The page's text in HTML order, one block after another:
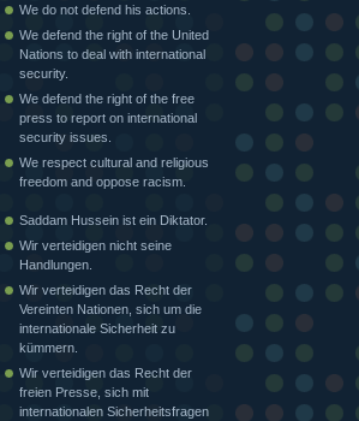
We do not defend his actions.
We defend the right of the United
Nations to deal with international
security.
We defend the right of the free
press to report on international
security issues.
We respect cultural and religious
freedom and oppose racism.
Saddam Hussein ist ein Diktator.
Wir verteidigen nicht seine
Handlungen.
Wir verteidigen das Recht der
Vereinten Nationen, sich um die
internationale Sicherheit zu
kümmern.
Wir verteidigen das Recht der
freien Presse, sich mit
internationalen Sicherheitsfragen